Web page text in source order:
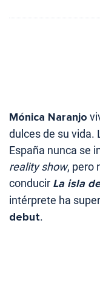
Mónica Naranjo
dulces de su vida.
España nunca se
reality show, pero
conducir La isla
intérprete ha
debut.